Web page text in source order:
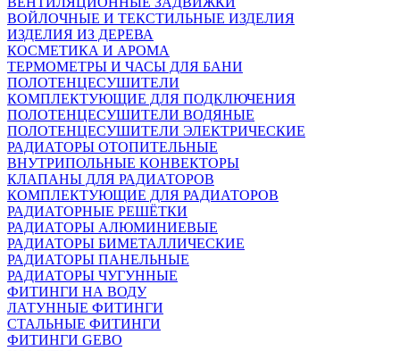
ВОЙЛОЧНЫЕ И ТЕКСТИЛЬНЫЕ ИЗДЕЛИЯ
ИЗДЕЛИЯ ИЗ ДЕРЕВА
КОСМЕТИКА И АРОМА
ТЕРМОМЕТРЫ И ЧАСЫ ДЛЯ БАНИ
ПОЛОТЕНЦЕСУШИТЕЛИ
КОМПЛЕКТУЮЩИЕ ДЛЯ ПОДКЛЮЧЕНИЯ
ПОЛОТЕНЦЕСУШИТЕЛИ ВОДЯНЫЕ
ПОЛОТЕНЦЕСУШИТЕЛИ ЭЛЕКТРИЧЕСКИЕ
РАДИАТОРЫ ОТОПИТЕЛЬНЫЕ
ВНУТРИПОЛЬНЫЕ КОНВЕКТОРЫ
КЛАПАНЫ ДЛЯ РАДИАТОРОВ
КОМПЛЕКТУЮЩИЕ ДЛЯ РАДИАТОРОВ
РАДИАТОРНЫЕ РЕШЁТКИ
РАДИАТОРЫ АЛЮМИНИЕВЫЕ
РАДИАТОРЫ БИМЕТАЛЛИЧЕСКИЕ
РАДИАТОРЫ ПАНЕЛЬНЫЕ
РАДИАТОРЫ ЧУГУННЫЕ
ФИТИНГИ НА ВОДУ
ЛАТУННЫЕ ФИТИНГИ
СТАЛЬНЫЕ ФИТИНГИ
ФИТИНГИ GEBO